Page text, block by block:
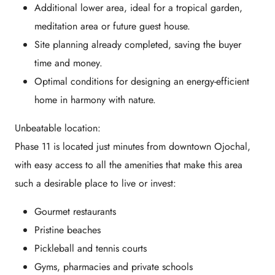
Additional lower area, ideal for a tropical garden,
meditation area or future guest house.
Site planning already completed, saving the buyer
time and money.
Optimal conditions for designing an energy-efficient
home in harmony with nature.
Unbeatable location:
Phase 11 is located just minutes from downtown Ojochal,
with easy access to all the amenities that make this area
such a desirable place to live or invest:
Gourmet restaurants
Pristine beaches
Pickleball and tennis courts
Gyms, pharmacies and private schools